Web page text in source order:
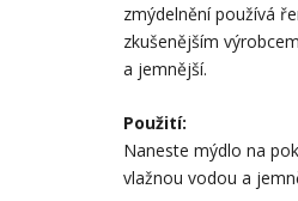
zmýdelnění používá
zkušenějším
a jemnější.
Použití:
Naneste mýdlo na
vlažnou vodou a